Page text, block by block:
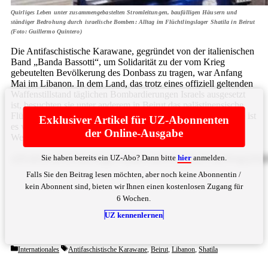
Quirliges Leben unter zusammengebastelten Stromleitungen, baufälligen Häusern und
ständiger Bedrohung durch israelische Bomben: Alltag im Flüchtlingslager Shatila in Beirut
(Foto: Guillermo Quintero)
Die Antifaschistische Karawane, gegründet von der italienischen
Band „Banda Bassotti“, um Solidarität zu der vom Krieg
gebeutelten Bevölkerung des Donbass zu tragen, war Anfang
Mai im Libanon. In dem Land, das trotz eines offiziell geltenden
Waffenstillstand täglichen Bombardierungen Israels ausgesetzt
ist, besuchten sie unter anderem in Beirut das palästinensische
Flüchtlingslager Shatila. Ziel der Antifaschistischen Karawane ist
es vor allem, Solidarität zu bringen – und das Augenmerk der
Welt darauf zu lenken, ... Bittehieranmelden
Exklusiver Artikel für UZ-Abonnenten
der Online-Ausgabe
Sie haben bereits ein UZ-Abo? Dann bitte hieranmelden.
Falls Sie den Beitrag lesen möchten, aber noch keine Abonnentin /
kein Abonnent sind, bieten wir Ihnen einen kostenlosen Zugang für
6 Wochen.
UZ kennenlernen
Categories
Internationales Tags
Antifaschistische Karawane, Beirut, Libanon, Shatila